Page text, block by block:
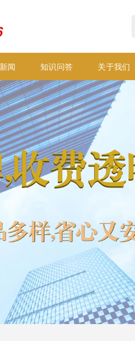
闻 知识问答 关于我们